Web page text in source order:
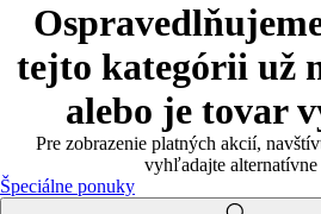
tejto kategórii už
alebo je tovar
Pre zobrazenie platných akcií,
vyhľadajte
Špeciálne ponuky